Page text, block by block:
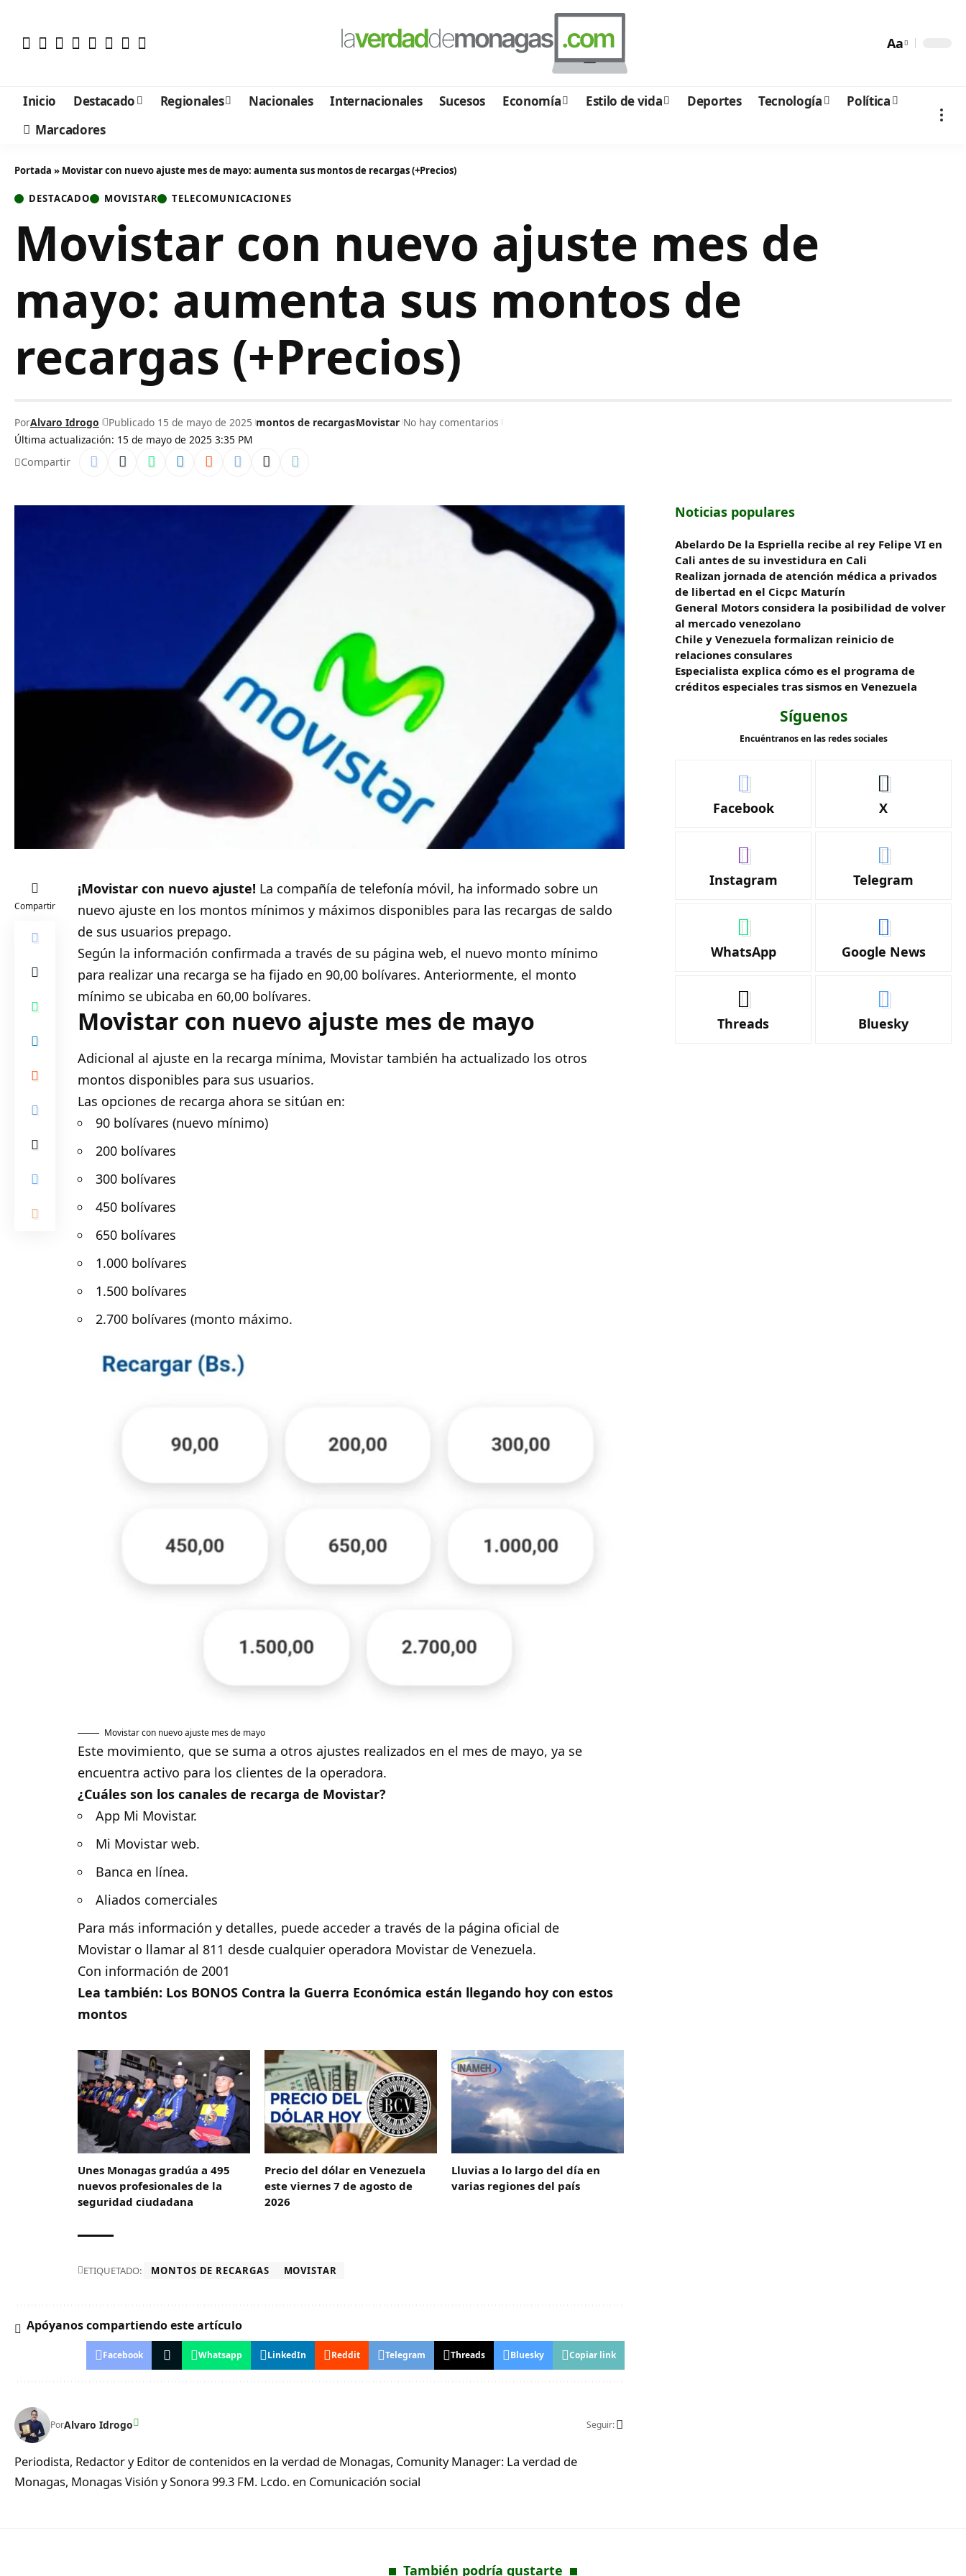
Aa
Inicio Destacado Regionales Nacionales Internacionales Sucesos Economía Estilo de vida Deportes Tecnología
Política
Marcadores
Portada » Movistar con nuevo ajuste mes de mayo: aumenta sus montos de recargas (+Precios)
DESTACADO MOVISTAR TELECOMUNICACIONES
Movistar con nuevo ajuste mes de
mayo: aumenta sus montos de
recargas (+Precios)
Última actualización: 15 de mayo de 2025 3:35 PM
PorAlvaro Idrogo Publicado 15 de mayo de 2025 montos de recargasMovistar No hay comentarios
Compartir
Compartir
¡Movistar con nuevo ajuste! La compañía de telefonía móvil, ha informado sobre un
nuevo ajuste en los montos mínimos y máximos disponibles para las recargas de saldo
de sus usuarios prepago.
Según la información confirmada a través de su página web, el nuevo monto mínimo
para realizar una recarga se ha fijado en 90,00 bolívares. Anteriormente, el monto
mínimo se ubicaba en 60,00 bolívares.
Movistar con nuevo ajuste mes de mayo
Adicional al ajuste en la recarga mínima, Movistar también ha actualizado los otros
montos disponibles para sus usuarios.
Las opciones de recarga ahora se sitúan en:
90 bolívares (nuevo mínimo)
200 bolívares
300 bolívares
450 bolívares
650 bolívares
1.000 bolívares
1.500 bolívares
2.700 bolívares (monto máximo.
Movistar con nuevo ajuste mes de mayo
Este movimiento, que se suma a otros ajustes realizados en el mes de mayo, ya se
encuentra activo para los clientes de la operadora.
¿Cuáles son los canales de recarga de Movistar?
App Mi Movistar.
Mi Movistar web.
Banca en línea.
Aliados comerciales
Para más información y detalles, puede acceder a través de la página oficial de
Movistar o llamar al 811 desde cualquier operadora Movistar de Venezuela.
Con información de 2001
Lea también: Los BONOS Contra la Guerra Económica están llegando hoy con estos
montos
Unes Monagas gradúa a 495
nuevos profesionales de la
seguridad ciudadana
Precio del dólar en Venezuela
este viernes 7 de agosto de
2026
Lluvias a lo largo del día en
varias regiones del país
ETIQUETADO: MONTOS DE RECARGAS MOVISTAR
Apóyanos compartiendo este artículo
Facebook Whatsapp LinkedIn Reddit Telegram Threads Bluesky Copiar link
PorAlvaro Idrogo Seguir:
Periodista, Redactor y Editor de contenidos en la verdad de Monagas, Comunity Manager: La verdad de
Monagas, Monagas Visión y Sonora 99.3 FM. Lcdo. en Comunicación social
Noticias populares
Abelardo De la Espriella recibe al rey Felipe VI en
Cali antes de su investidura en Cali
Realizan jornada de atención médica a privados
de libertad en el Cicpc Maturín
General Motors considera la posibilidad de volver
al mercado venezolano
Chile y Venezuela formalizan reinicio de
relaciones consulares
Especialista explica cómo es el programa de
créditos especiales tras sismos en Venezuela
Síguenos
Encuéntranos en las redes sociales
Facebook X
Instagram Telegram
WhatsApp Google News
Threads Bluesky
También podría gustarte